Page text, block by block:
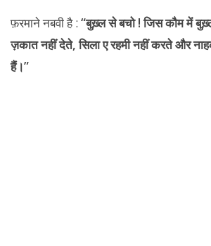
फ़रमाने नबवी है : “बुख़्ल से बचो ! जिस कौम में
ज़कात नहीं देते, सिला ए रहमी नहीं करते और
हैं।”